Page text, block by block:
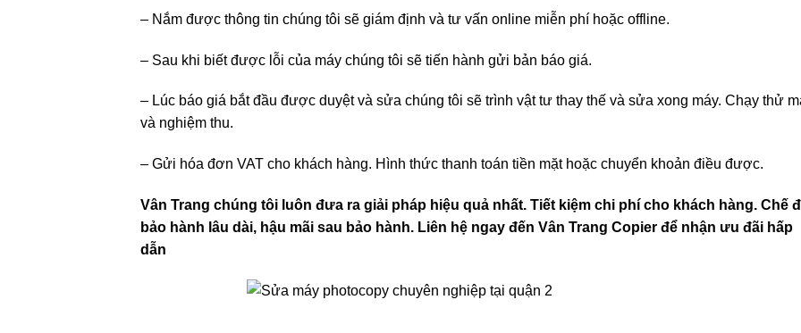
– Nắm được thông tin chúng tôi sẽ giám định và tư vấn online miễn phí hoặc offline.
– Sau khi biết được lỗi của máy chúng tôi sẽ tiến hành gửi bản báo giá.
– Lúc báo giá bắt đầu được duyệt và sửa chúng tôi sẽ trình vật tư thay thế và sửa xong máy. Chạy thử
và nghiệm thu.
– Gửi hóa đơn VAT cho khách hàng. Hình thức thanh toán tiền mặt hoặc chuyển khoản điều được.
Vân Trang chúng tôi luôn đưa ra giải pháp hiệu quả nhất. Tiết kiệm chi phí cho khách hàng. Chế
bảo hành lâu dài, hậu mãi sau bảo hành. Liên hệ ngay đến Vân Trang Copier để nhận ưu đãi hấp
dẫn